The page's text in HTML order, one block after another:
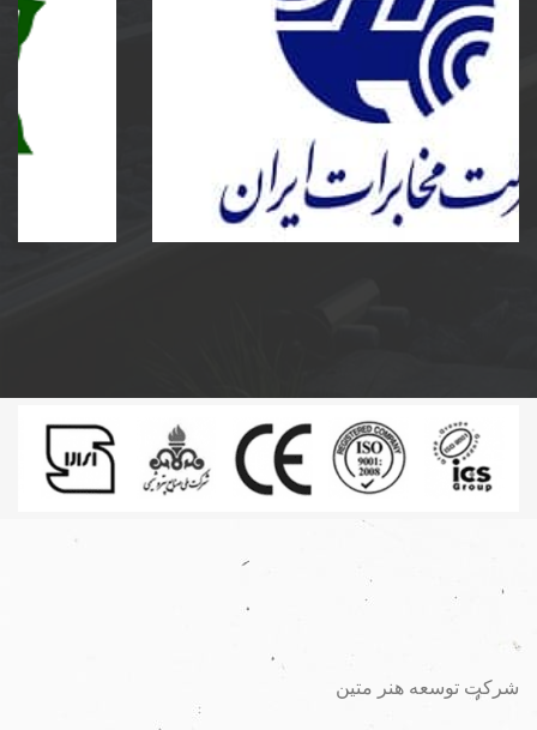
شرکت مخابرات ایران
ساخت و نصب مخزن کامپوزیت و پلی اتیلن و دریچه
مخابرات کامپوزیت به سفارش شرکت مخابرات ایران
شرکت توسعه هنر متین